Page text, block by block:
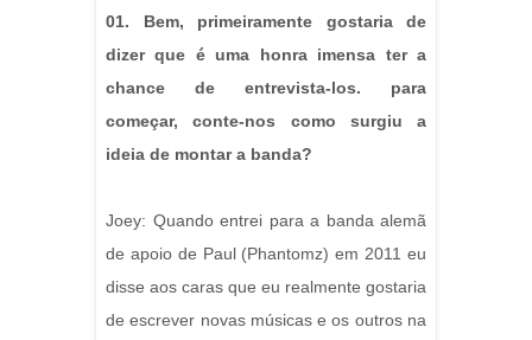
01. Bem, primeiramente gostaria de
dizer que é uma honra imensa ter a
chance de entrevista-los. para
começar, conte-nos como surgiu a
ideia de montar a banda?
Joey: Quando entrei para a banda alemã
de apoio de Paul (Phantomz) em 2011 eu
disse aos caras que eu realmente gostaria
de escrever novas músicas e os outros na